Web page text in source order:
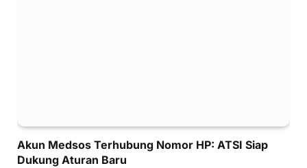
Akun Medsos Terhubung Nomor HP: ATSI Siap
Dukung Aturan Baru